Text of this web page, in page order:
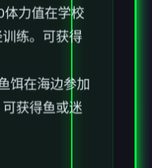
体力值在学校
练。可获得
饵在海边参加
获得鱼或迷